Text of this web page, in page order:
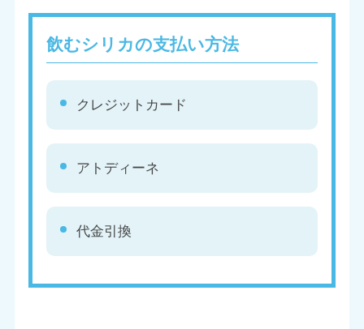
飲むシリカの支払い方法
クレジットカード
アトディーネ
代金引換